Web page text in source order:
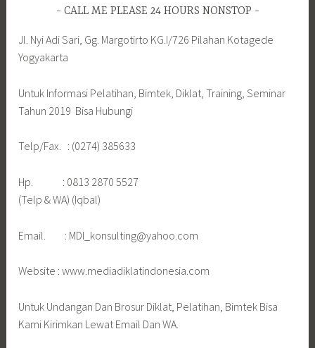
CALL ME PLEASE 24 HOURS NONSTOP
Jl. Nyi Adi Sari, Gg. Margotirto KG.I/726 Pilahan Kotagede
Yogyakarta
Untuk Informasi Pelatihan, Bimtek, Diklat, Training, Seminar
Tahun 2019 Bisa Hubungi
Telp/Fax. : (0274) 385633
Hp. : 0813 2870 5527
(Telp & WA) (Iqbal)
Email. : MDI_konsulting@yahoo.com
Website : www.mediadiklatindonesia.com
Untuk Undangan Dan Brosur Diklat, Pelatihan, Bimtek Bisa
Kami Kirimkan Lewat Email Dan WA.